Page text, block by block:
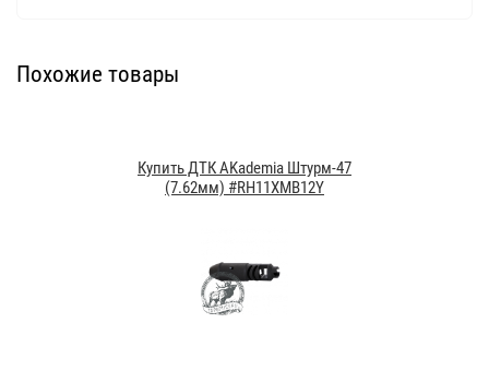
Похожие товары
Купить ДТК AKademia Штурм-47
(7.62мм) #RH11XMB12Y